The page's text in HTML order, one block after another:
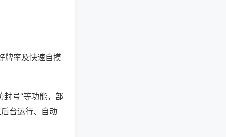
牌率及快速自摸
封号”等功能，部
台运行、自动